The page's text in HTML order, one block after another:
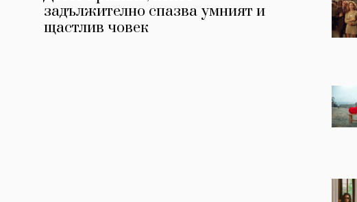
задължително спазва умният и
щастлив човек